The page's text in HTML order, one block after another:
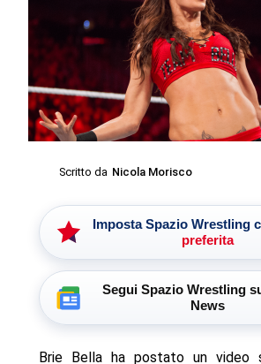
Scritto da Nicola Morisco
Imposta Spazio Wrestling
preferita
Segui Spazio Wrestling
News
Brie Bella ha postato un video